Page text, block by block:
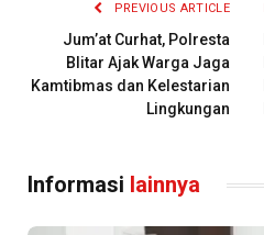
PREVIOUS ARTICLE
Jum’at Curhat, Polresta
Blitar Ajak Warga Jaga
Kamtibmas dan Kelestarian
Lingkungan
Informasi lainnya